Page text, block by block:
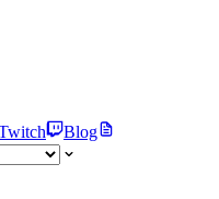
Blog